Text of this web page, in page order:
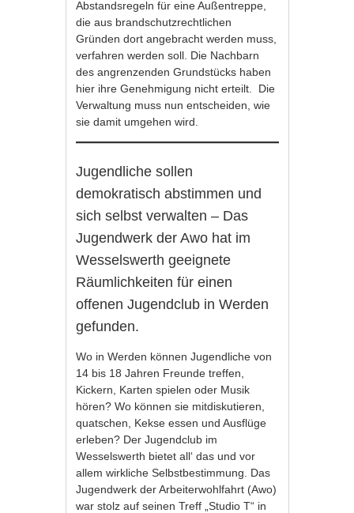
Abstandsregeln für eine Außentreppe,
die aus brandschutzrechtlichen
Gründen dort angebracht werden muss,
verfahren werden soll. Die Nachbarn
des angrenzenden Grundstücks haben
hier ihre Genehmigung nicht erteilt. Die
Verwaltung muss nun entscheiden, wie
sie damit umgehen wird.
Jugendliche sollen
demokratisch abstimmen und
sich selbst verwalten – Das
Jugendwerk der Awo hat im
Wesselswerth geeignete
Räumlichkeiten für einen
offenen Jugendclub in Werden
gefunden.
Wo in Werden können Jugendliche von
14 bis 18 Jahren Freunde treffen,
Kickern, Karten spielen oder Musik
hören? Wo können sie mitdiskutieren,
quatschen, Kekse essen und Ausflüge
erleben? Der Jugendclub im
Wesselswerth bietet all‘ das und vor
allem wirkliche Selbstbestimmung. Das
Jugendwerk der Arbeiterwohlfahrt (Awo)
war stolz auf seinen Treff „Studio T“ in